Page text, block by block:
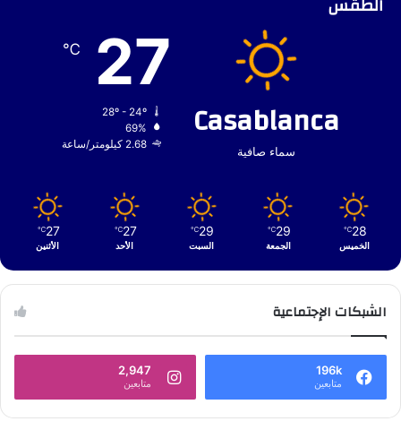
الطقس
Casablanca
سماء صافية
27
℃
69%
2.68 كيلومتر/ساعة
28
℃
الخميس
29
℃
الجمعة
29
℃
السبت
27
℃
الأحد
27
℃
الأثنين
الشبكات الإجتماعية
196k
متابعين
2,947
متابعين